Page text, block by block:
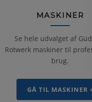
MASKINER
Se hele udvalget af
Rotwerk maskiner til
brug.
GÅ TIL MASKINER ›